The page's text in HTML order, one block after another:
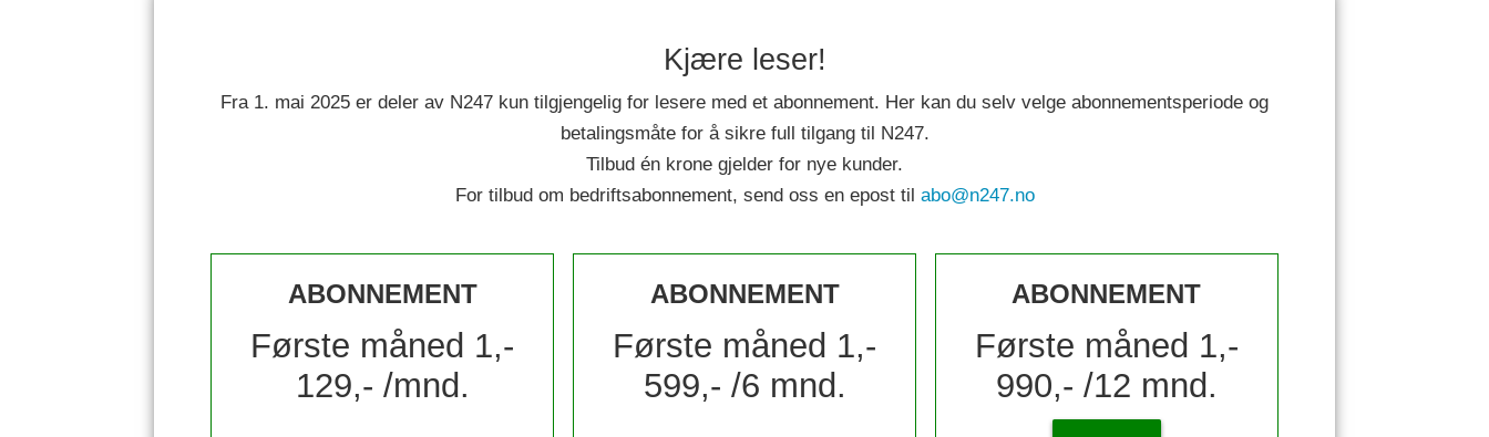
Kjære leser!
Fra 1. mai 2025 er deler av N247 kun tilgjengelig for lesere med et abonnement. Her kan du selv velge abonnementsperiode og
betalingsmåte for å sikre full tilgang til N247.
Tilbud én krone gjelder for nye kunder.
For tilbud om bedriftsabonnement, send oss en epost til abo@n247.no
ABONNEMENT
Første måned 1,-
129,- /mnd.
ABONNEMENT
Første måned 1,-
599,- /6 mnd.
ABONNEMENT
Første måned 1,-
990,- /12 mnd.